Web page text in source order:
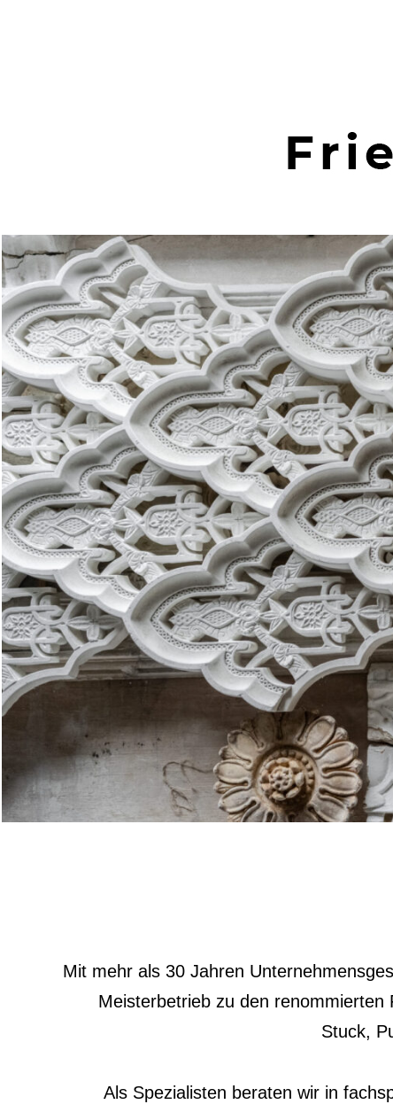
Mit mehr als 30 Jahren
Meisterbetrieb zu den
Stuck,
Als Spezialisten beraten wir in